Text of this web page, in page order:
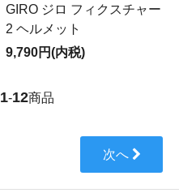
GIRO ジロ フィクスチャー
2 ヘルメット
9,790円(内税)
1-12商品
次へ